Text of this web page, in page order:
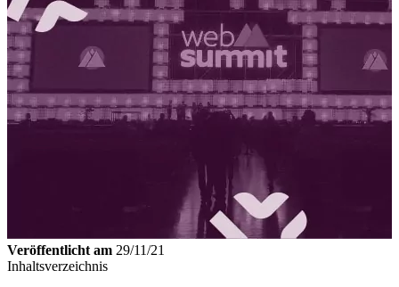
Veröffentlicht am 29/11/21
Inhaltsverzeichnis